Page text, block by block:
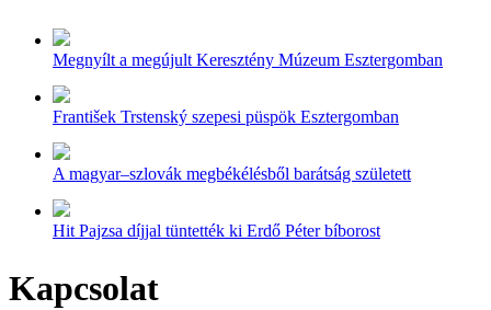
Megnyílt a megújult Keresztény Múzeum Esztergomban
František Trstenský szepesi püspök Esztergomban
A magyar–szlovák megbékélésből barátság született
Hit Pajzsa díjjal tüntették ki Erdő Péter bíborost
Kapcsolat